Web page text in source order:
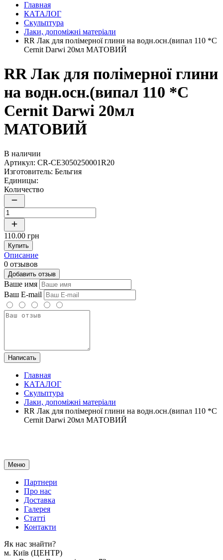
Главная
КАТАЛОГ
Скульптура
Лаки, допоміжні матеріали
RR Лак для полімерної глини на водн.осн.(випал 110 *С
Cernit Darwi 20мл МАТОВИЙ
RR Лак для полімерної глини
на водн.осн.(випал 110 *С
Cernit Darwi 20мл
МАТОВИЙ
В наличии
Артикул: CR-CE3050250001R20
Изготовитель: Бельгия
Единицы:
Количество
110.00 грн
Купить
Описание
0 отзывов
Добавить отзыв
Ваше имя
Ваш E-mail
Написать
Главная
КАТАЛОГ
Скульптура
Лаки, допоміжні матеріали
RR Лак для полімерної глини на водн.осн.(випал 110 *С
Cernit Darwi 20мл МАТОВИЙ
Меню
Партнери
Про нас
Доставка
Галерея
Статтi
Контакти
Як наc знайти?
м. Киïв (ЦЕНТР)